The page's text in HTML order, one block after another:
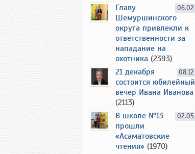
06.02
Главу
Шемуршинского
округа привлекли к
ответственности за
нападание на
охотника (2393)
08.12
21 декабря
состоится юбилейный
вечер Ивана Иванова
(2113)
02.05
В школе №13
прошли
«Асаматовские
чтения» (1970)